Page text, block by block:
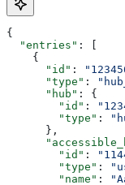
{
  "entries"
: [
    {
      "id"
:
      "type"
:
      "hub"
: {
        "id"
:
        "type"
:
      },
        "id"
:
        "type"
:
        "name"
: